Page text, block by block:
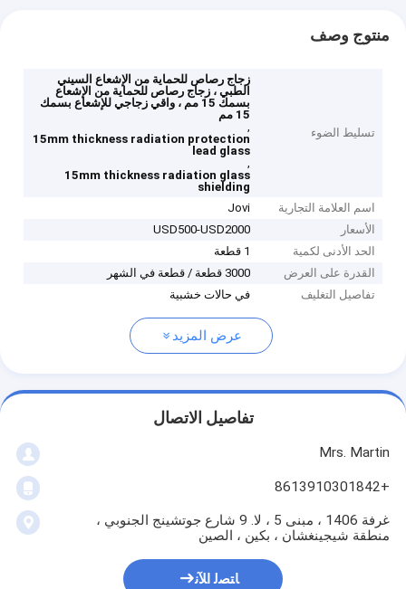
منتوج وصف
تسليط الضوء
زجاج رصاص للحماية من الإشعاع السيني
الطبي ، زجاج رصاص للحماية من الإشعاع
بسمك 15 مم ، واقي زجاجي للإشعاع بسمك
15 مم
,
15mm thickness radiation protection
lead glass
,
15mm thickness radiation glass
shielding
اسم العلامة التجارية
Jovi
الأسعار
USD500-USD2000
الحد الأدنى لكمية
1 قطعة
القدرة على العرض
3000 قطعة / قطعة في الشهر
تفاصيل التغليف
في حالات خشبية
عرض المزيد
تفاصيل الاتصال
Mrs. Martin
+8613910301842
غرفة 1406 ، مبنى 5 ، لا. 9 شارع جوتشينج الجنوبي ،
منطقة شيجينغشان ، بكين ، الصين
ﺎﺘﺼﻟ ﺍﻶﻧ